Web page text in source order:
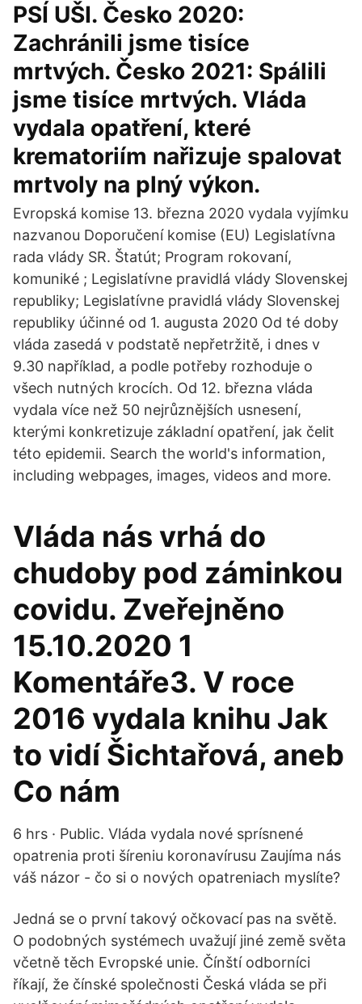
PSÍ UŠI. Česko 2020:
Zachránili jsme tisíce
mrtvých. Česko 2021: Spálili
jsme tisíce mrtvých. Vláda
vydala opatření, které
krematoriím nařizuje spalovat
mrtvoly na plný výkon.
Evropská komise 13. března 2020 vydala vyjímku
nazvanou Doporučení komise (EU) Legislatívna
rada vlády SR. Štatút; Program rokovaní,
komuniké ; Legislatívne pravidlá vlády Slovenskej
republiky; Legislatívne pravidlá vlády Slovenskej
republiky účinné od 1. augusta 2020 Od té doby
vláda zasedá v podstatě nepřetržitě, i dnes v
9.30 například, a podle potřeby rozhoduje o
všech nutných krocích. Od 12. března vláda
vydala více než 50 nejrůznějších usnesení,
kterými konkretizuje základní opatření, jak čelit
této epidemii. Search the world's information,
including webpages, images, videos and more.
Vláda nás vrhá do
chudoby pod záminkou
covidu. Zveřejněno
15.10.2020 1
Komentáře3. V roce
2016 vydala knihu Jak
to vidí Šichtařová, aneb
Co nám
6 hrs · Public. Vláda vydala nové sprísnené
opatrenia proti šíreniu koronavírusu Zaujíma nás
váš názor - čo si o nových opatreniach myslíte?
Jedná se o první takový očkovací pas na světě.
O podobných systémech uvažují jiné země světa
včetně těch Evropské unie. Čínští odborníci
říkají, že čínské společnosti Česká vláda se při